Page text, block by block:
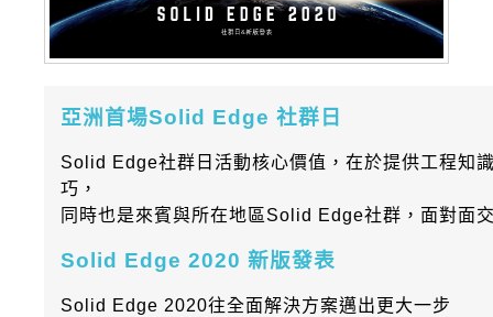
亞洲首場Solid Edge 社群日
Solid Edge社群日活動核心價值，在於提供工程知
巧，
同時也是來賓與所在地區Solid Edge社群，面對面
Solid Edge 2020 新版發表
Solid Edge 2020往全面解決方案邁出更大一步